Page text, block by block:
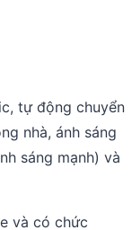
tự động chuyển
nhà, ánh sáng
sáng mạnh) và
và có chức